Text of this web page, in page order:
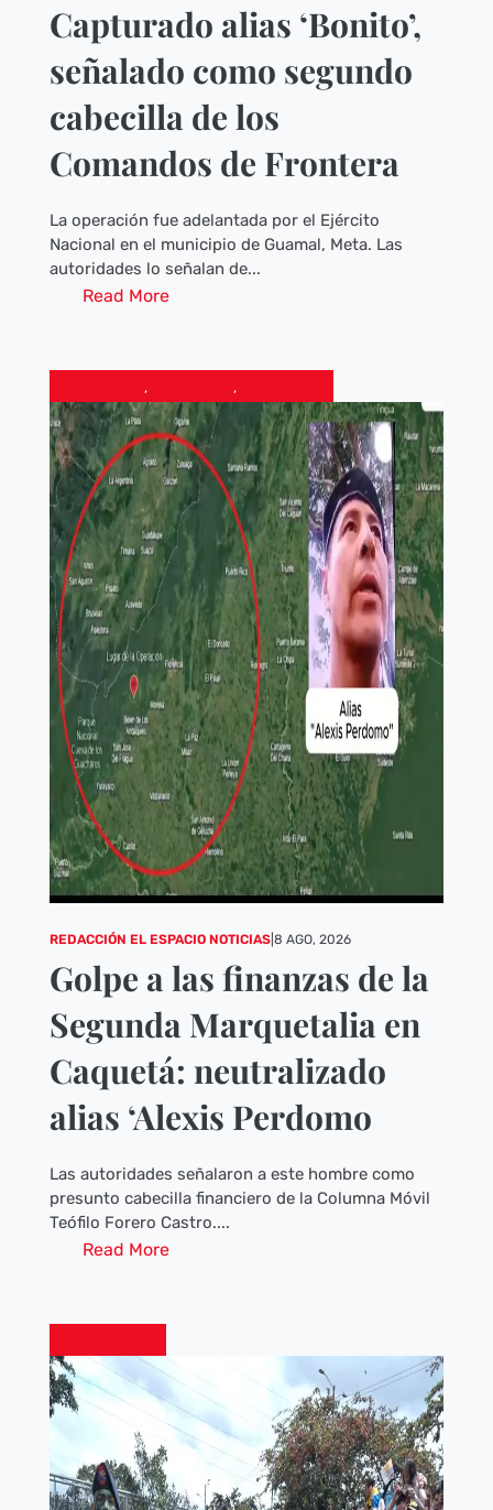
Capturado alias ‘Bonito’,
señalado como segundo
cabecilla de los
Comandos de Frontera
La operación fue adelantada por el Ejército
Nacional en el municipio de Guamal, Meta. Las
autoridades lo señalan de...
Read More
, ,
REDACCIÓN EL ESPACIO NOTICIAS| 8 AGO, 2026
Golpe a las finanzas de la
Segunda Marquetalia en
Caquetá: neutralizado
alias ‘Alexis Perdomo
Las autoridades señalaron a este hombre como
presunto cabecilla financiero de la Columna Móvil
Teófilo Forero Castro....
Read More